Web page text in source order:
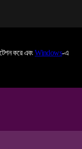
করে এবংWindows-এ